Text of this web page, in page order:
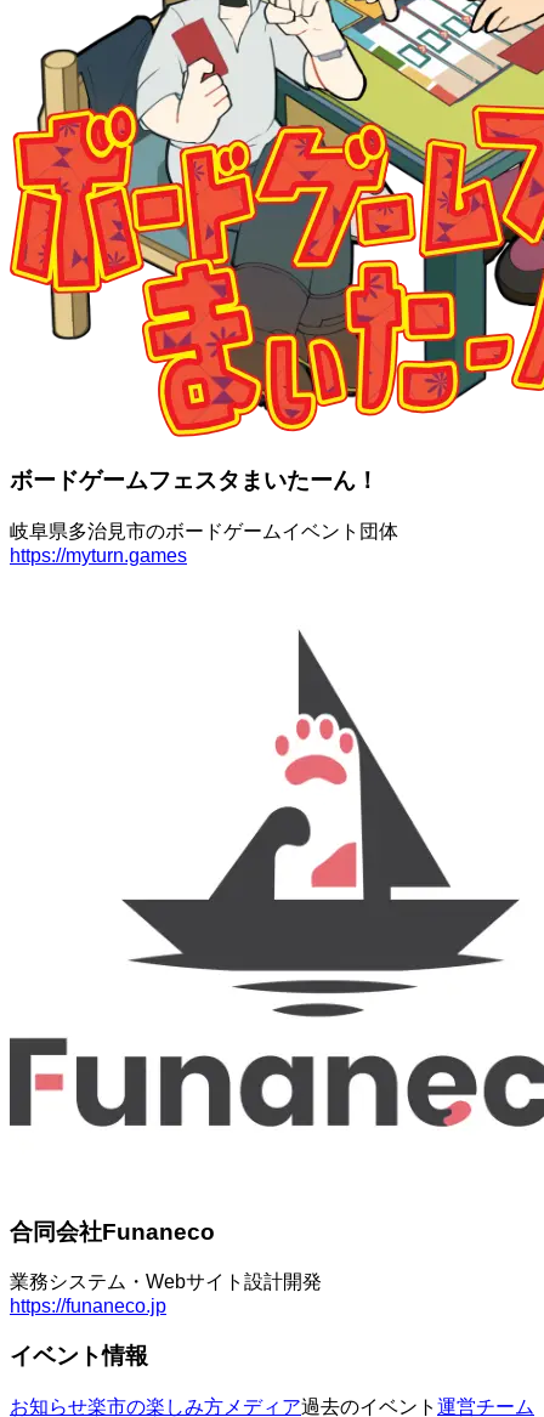
ボードゲームフェスタまいたーん！
岐阜県多治見市のボードゲームイベント団体
https://myturn.games
合同会社Funaneco
業務システム・Webサイト設計開発
https://funaneco.jp
イベント情報
お知らせ楽市の楽しみ方 メディア過去のイベント 運営チーム